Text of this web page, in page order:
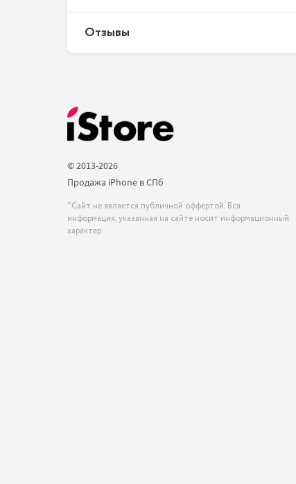
Отзывы
© 2013-2026
Продажа iPhone в СПб
*Сайт не является публичной оффертой. Вся
информация, указанная на сайте носит информационный
характер.